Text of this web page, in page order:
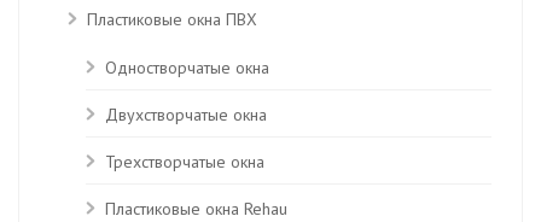
Пластиковые окна ПВХ
Одностворчатые окна
Двухстворчатые окна
Трехстворчатые окна
Пластиковые окна Rehau